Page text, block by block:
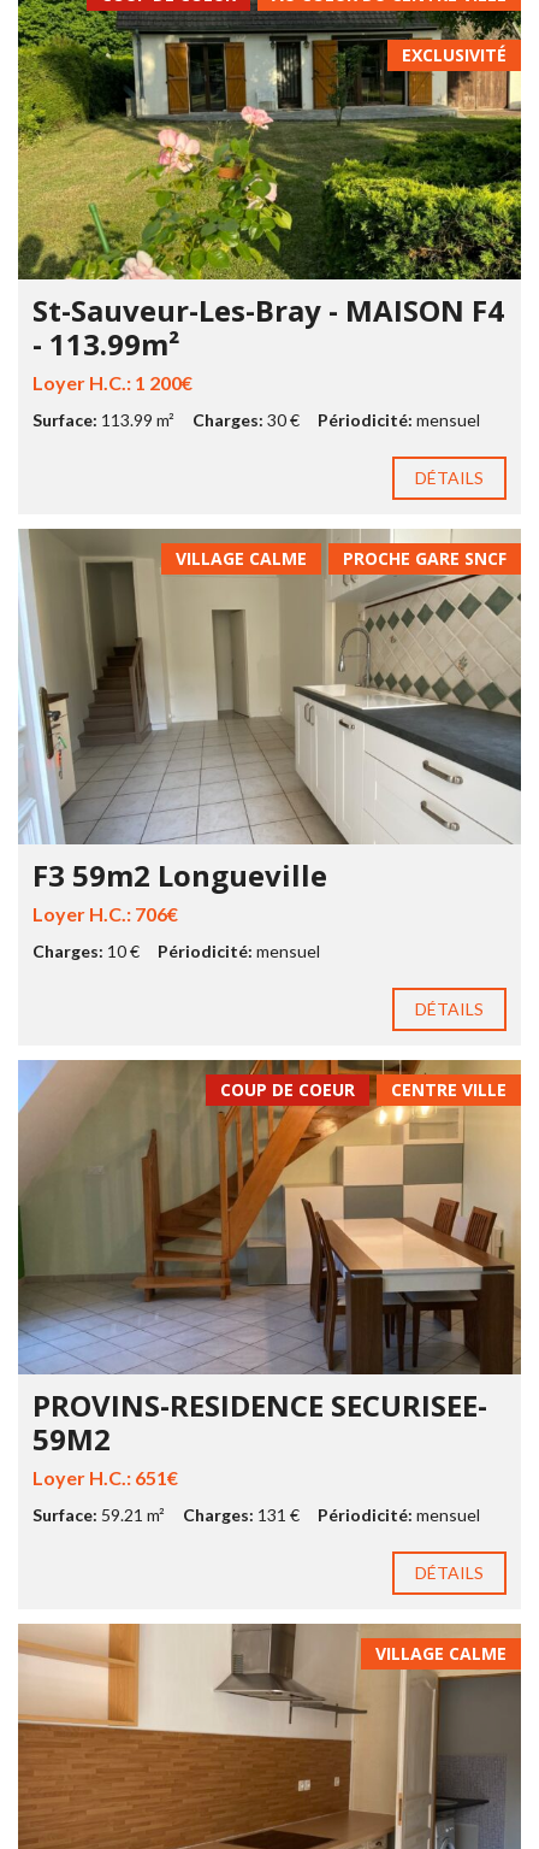
EXCLUSIVITÉ
St-Sauveur-Les-Bray - MAISON F4
- 113.99m²
Loyer H.C.: 1 200€
Surface: 113.99 m² Charges: 30 € Périodicité: mensuel
DÉTAILS
PROCHE GARE SNCF
VILLAGE CALME
F3 59m2 Longueville
Loyer H.C.: 706€
Charges: 10 € Périodicité: mensuel
DÉTAILS
CENTRE VILLE
COUP DE COEUR
PROVINS-RESIDENCE SECURISEE-
59M2
Loyer H.C.: 651€
Surface: 59.21 m² Charges: 131 € Périodicité: mensuel
DÉTAILS
VILLAGE CALME